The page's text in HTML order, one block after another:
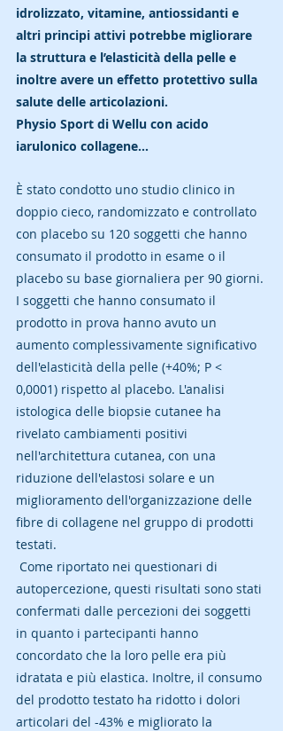
idrolizzato, vitamine, antiossidanti e
altri principi attivi potrebbe migliorare
la struttura e l’elasticità della pelle e
inoltre avere un effetto protettivo sulla
salute delle articolazioni.
Physio Sport di Wellu con acido
iarulonico collagene...
È stato condotto uno studio clinico in
doppio cieco, randomizzato e controllato
con placebo su 120 soggetti che hanno
consumato il prodotto in esame o il
placebo su base giornaliera per 90 giorni.
I soggetti che hanno consumato il
prodotto in prova hanno avuto un
aumento complessivamente significativo
dell'elasticità della pelle (+40%; P <
0,0001) rispetto al placebo. L'analisi
istologica delle biopsie cutanee ha
rivelato cambiamenti positivi
nell'architettura cutanea, con una
riduzione dell'elastosi solare e un
miglioramento dell'organizzazione delle
fibre di collagene nel gruppo di prodotti
testati.
autopercezione, questi risultati sono stati
confermati dalle percezioni dei soggetti
in quanto i partecipanti hanno
concordato che la loro pelle era più
idratata e più elastica. Inoltre, il consumo
del prodotto testato ha ridotto i dolori
articolari del -43% e migliorato la